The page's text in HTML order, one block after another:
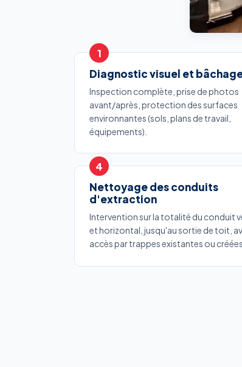
Diagnostic visuel et
Inspection complète, prise de photos
avant/après, protection des surfaces
environnantes (sols, plans de travail,
équipements).
Nettoyage des conduits
d'extraction
Intervention sur la totalité du conduit
et horizontal, jusqu'au sortie de toit,
accès par trappes existantes ou créées.